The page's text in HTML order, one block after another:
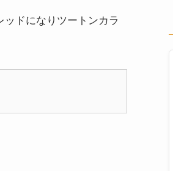
ドになりツートンカラ